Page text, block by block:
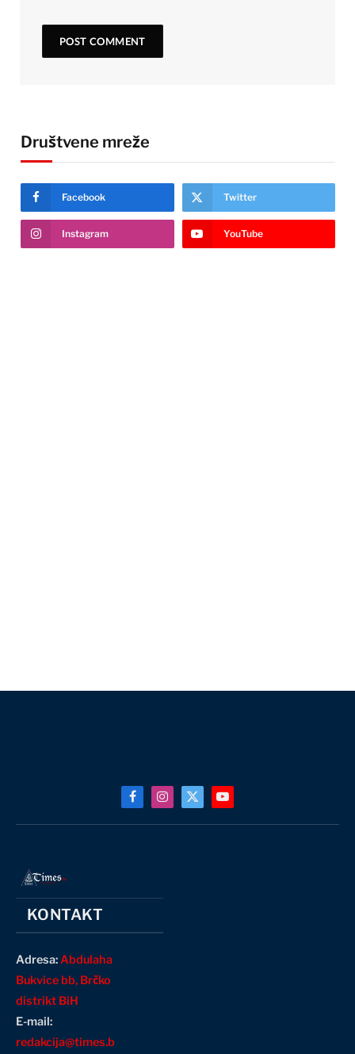
Društvene mreže
Facebook Twitter
Instagram YouTube
FacebookInstagram
X
YouTube
KONTAKT
Adresa:Abdulaha
Bukvice bb, Brčko
distrikt BiH
E-mail:
redakcija@times.b